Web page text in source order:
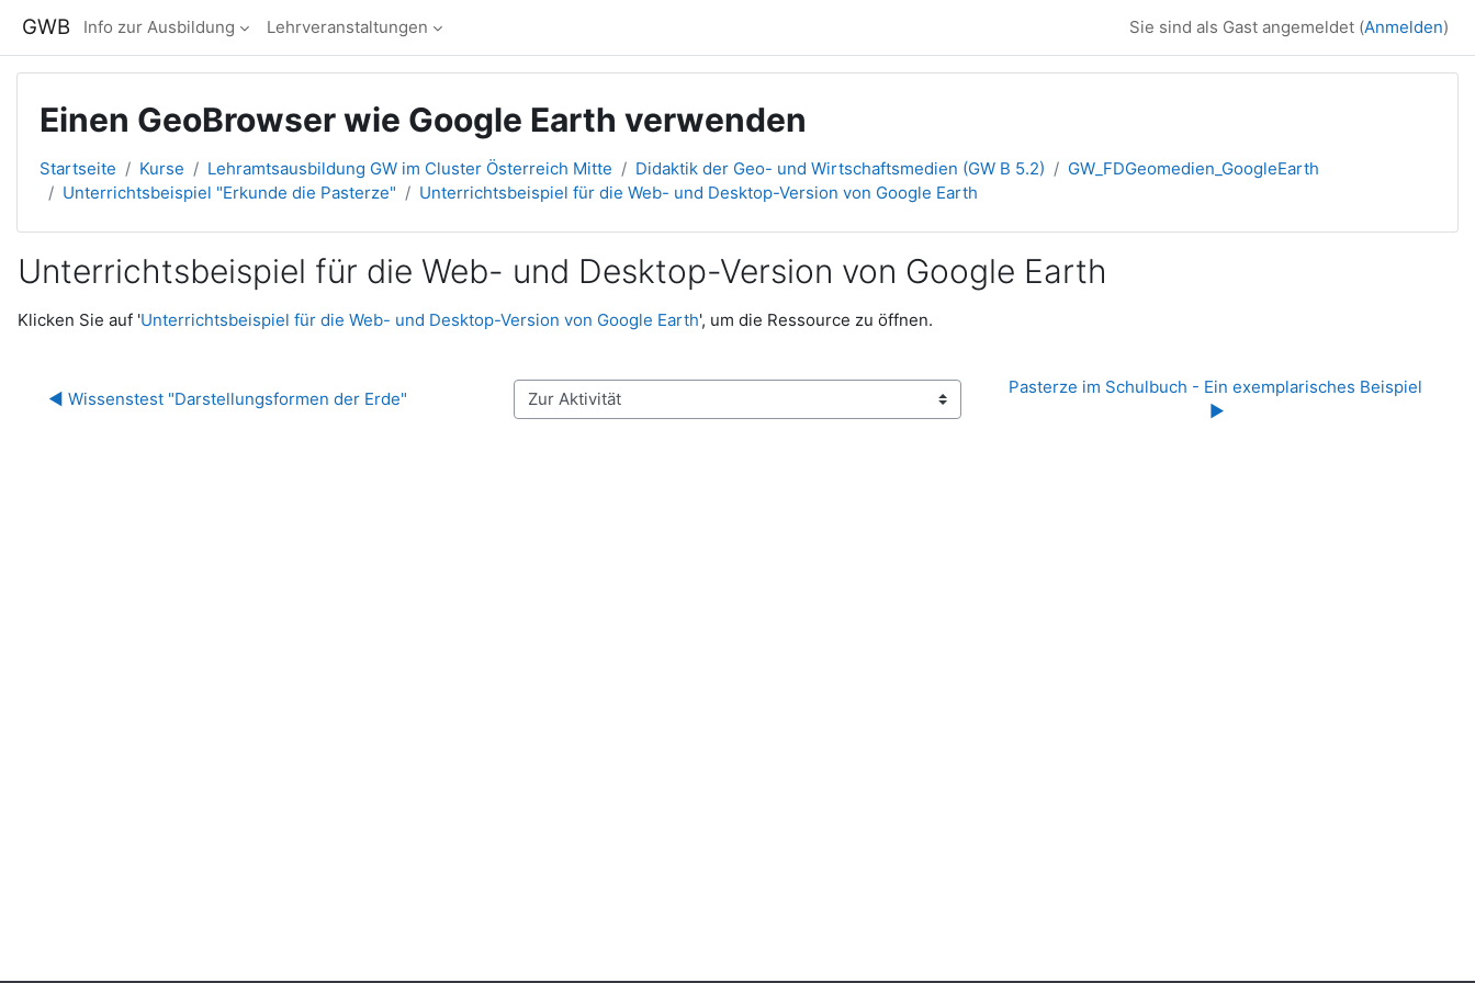
GWB Info zur Ausbildung Lehrveranstaltungen Sie sind als Gast angemeldet (Anmelden)
Einen GeoBrowser wie Google Earth verwenden
Startseite Kurse Lehramtsausbildung GW im Cluster Österreich Mitte Didaktik der Geo- und Wirtschaftsmedien (GW B 5.2)
GW_FDGeomedien_GoogleEarth
Unterrichtsbeispiel "Erkunde die Pasterze"
Unterrichtsbeispiel für die Web- und Desktop-Version von Google Earth
Unterrichtsbeispiel für die Web- und Desktop-Version von Google Earth
Abschlussbedingungen
Klicken Sie auf 'Unterrichtsbeispiel für die Web- und Desktop-Version von Google Earth', um die Ressource zu öffnen.
◀︎ Wissenstest "Darstellungsformen der Erde" Zur Aktivität
Pasterze im Schulbuch - Ein exemplarisches Beispiel
▶︎